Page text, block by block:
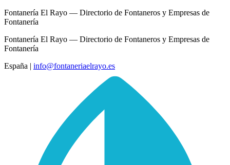
Fontanería El Rayo — Directorio de Fontaneros y Empresas de
Fontanería
Fontanería El Rayo — Directorio de Fontaneros y Empresas de
Fontanería
España | info@fontaneriaelrayo.es